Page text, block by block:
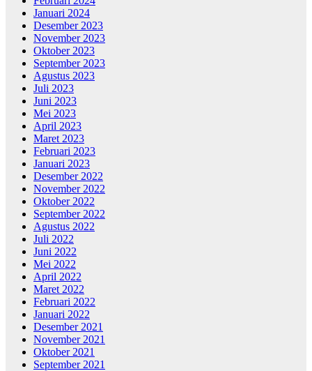
Januari 2024
Desember 2023
November 2023
Oktober 2023
September 2023
Agustus 2023
Juli 2023
Juni 2023
Mei 2023
April 2023
Maret 2023
Februari 2023
Januari 2023
Desember 2022
November 2022
Oktober 2022
September 2022
Agustus 2022
Juli 2022
Juni 2022
Mei 2022
April 2022
Maret 2022
Februari 2022
Januari 2022
Desember 2021
November 2021
Oktober 2021
September 2021